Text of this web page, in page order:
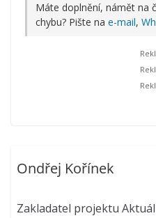
Máte doplnění, námět na
chybu? Pište na e-mail,
Ondřej Kořínek
Zakladatel projektu